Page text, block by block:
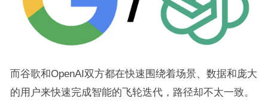
而谷歌和OpenAI双方都在快速围绕着场景、数据和庞大
的用户来快速完成智能的飞轮迭代，路径却不太一致。